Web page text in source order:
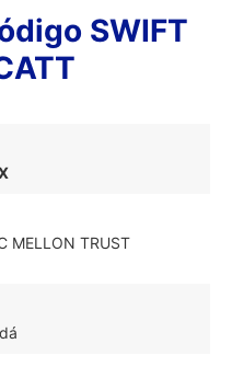
SWIFT
MELLON TRUST